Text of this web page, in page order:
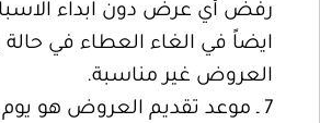
رفض أي عرض دون ابداء
ايضاً في الغاء العطاء في
العروض غير مناسبة.
7 ـ موعد تقديم العروض هو يوم